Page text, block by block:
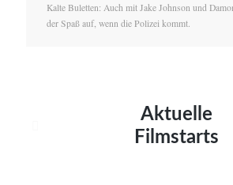
Kalte Buletten: Auch mit Jake Johnson und
der Spaß auf, wenn die Polizei kommt.
Aktuelle
Filmstarts